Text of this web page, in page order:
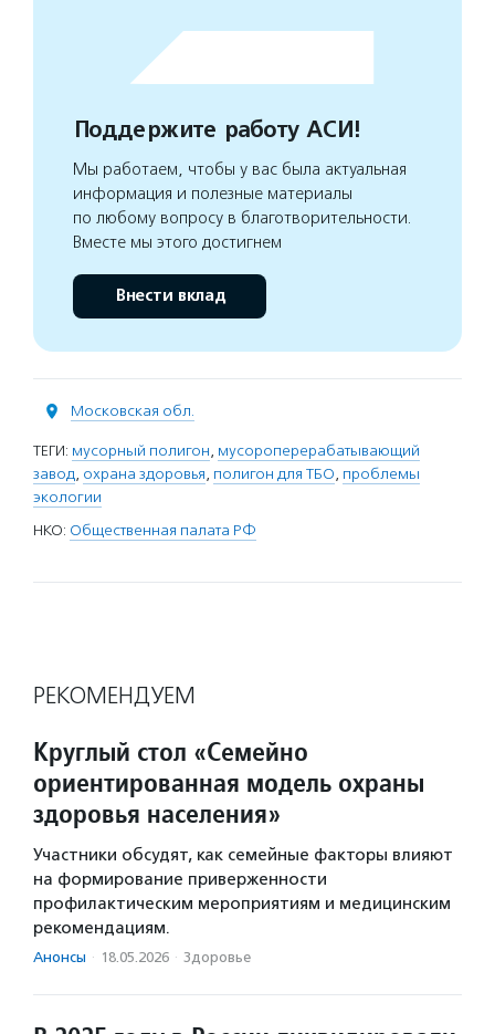
Поддержите работу АСИ!
Мы работаем, чтобы у вас была актуальная
информация и полезные материалы
по любому вопросу в благотворительности.
Вместе мы этого достигнем
Внести вклад
Московская обл.
ТЕГИ: мусорный полигон, мусороперерабатывающий
завод, охрана здоровья, полигон для ТБО, проблемы
экологии
НКО: Общественная палата РФ
РЕКОМЕНДУЕМ
Круглый стол «Семейно
ориентированная модель охраны
здоровья населения»
Участники обсудят, как семейные факторы влияют
на формирование приверженности
профилактическим мероприятиям и медицинским
рекомендациям.
Анонсы · 18.05.2026 · Здоровье